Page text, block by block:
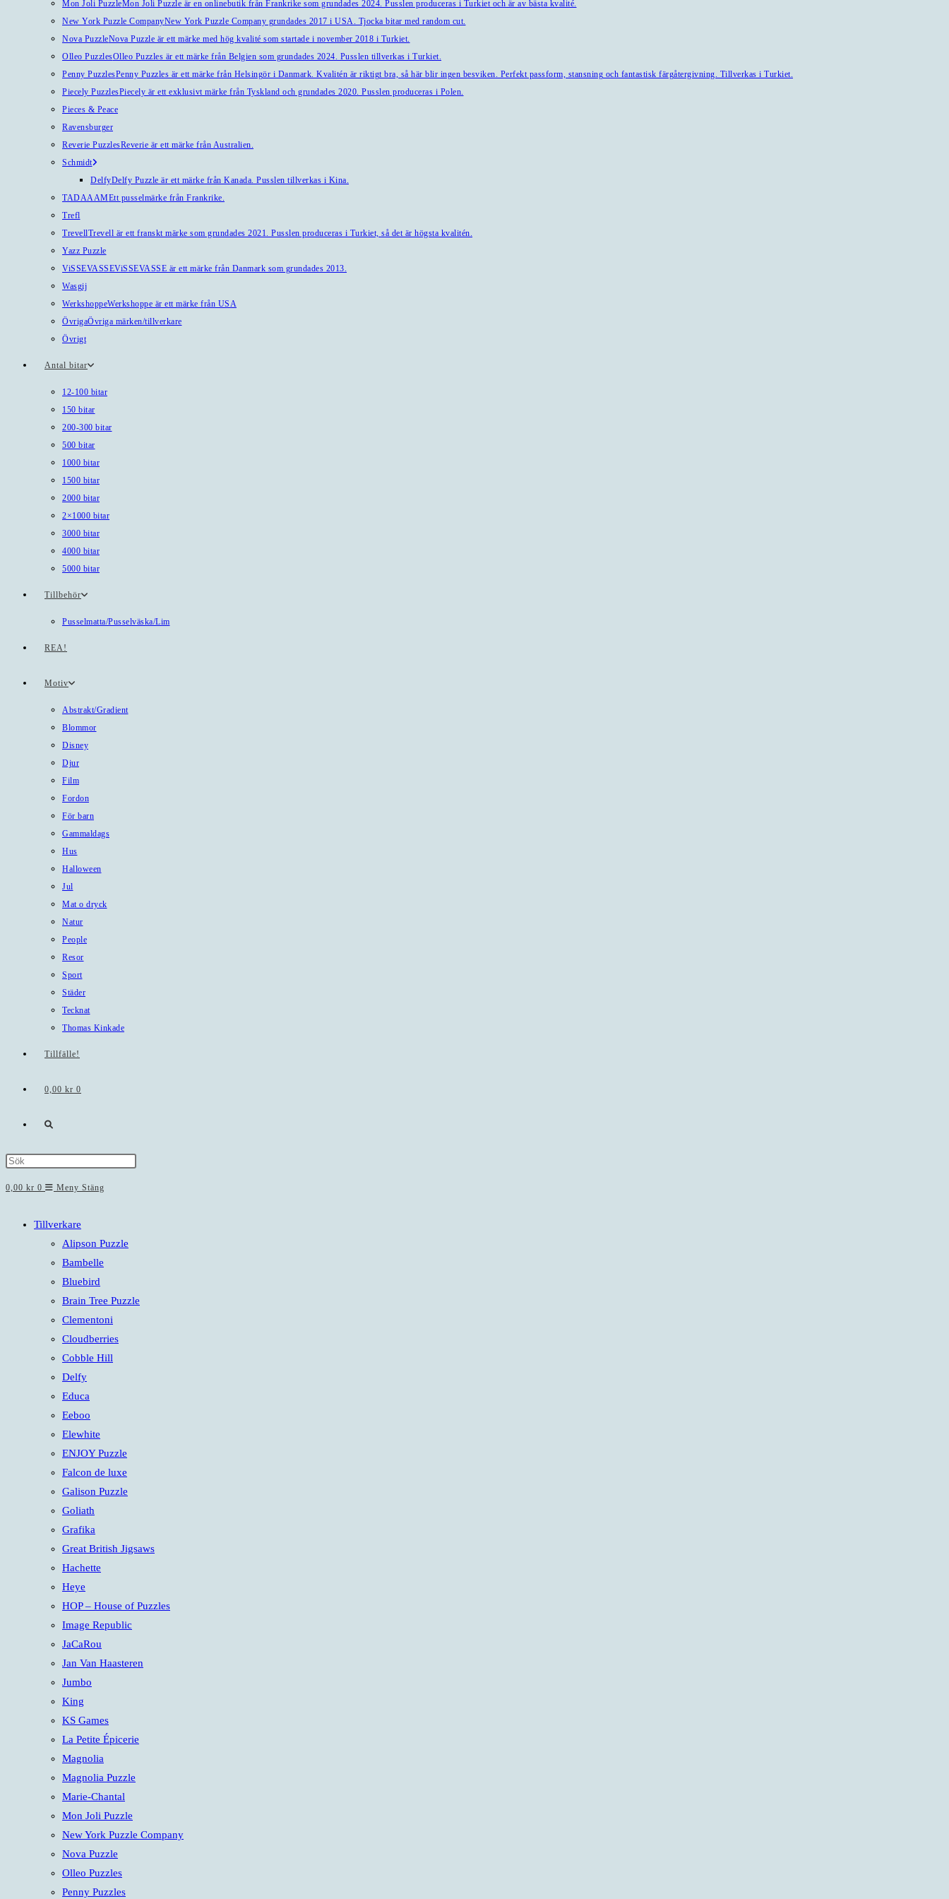
Mon Joli PuzzleMon Joli Puzzle är en onlinebutik från Frankrike som grundades 2024. Pusslen produceras i Turkiet och är av bästa kvalité.
New York Puzzle CompanyNew York Puzzle Company grundades 2017 i USA. Tjocka bitar med random cut.
Nova PuzzleNova Puzzle är ett märke med hög kvalité som startade i november 2018 i Turkiet.
Olleo PuzzlesOlleo Puzzles är ett märke från Belgien som grundades 2024. Pusslen tillverkas i Turkiet.
Penny PuzzlesPenny Puzzles är ett märke från Helsingör i Danmark. Kvalitén är riktigt bra, så här blir ingen besviken. Perfekt passform, stansning och fantastisk färgåtergivning. Tillverkas i Turkiet.
Piecely PuzzlesPiecely är ett exklusivt märke från Tyskland och grundades 2020. Pusslen produceras i Polen.
Pieces & Peace
Ravensburger
Reverie PuzzlesReverie är ett märke från Australien.
Schmidt
DelfyDelfy Puzzle är ett märke från Kanada. Pusslen tillverkas i Kina.
TADAAAMEtt pusselmärke från Frankrike.
Trefl
TrevellTrevell är ett franskt märke som grundades 2021. Pusslen produceras i Turkiet, så det är högsta kvalitén.
Yazz Puzzle
ViSSEVASSEViSSEVASSE är ett märke från Danmark som grundades 2013.
Wasgij
WerkshoppeWerkshoppe är ett märke från USA
ÖvrigaÖvriga märken/tillverkare
Övrigt
Antal bitar
12-100 bitar
150 bitar
200-300 bitar
500 bitar
1000 bitar
1500 bitar
2000 bitar
2×1000 bitar
3000 bitar
4000 bitar
5000 bitar
Tillbehör
Pusselmatta/Pusselväska/Lim
REA!
Motiv
Abstrakt/Gradient
Blommor
Disney
Djur
Film
Fordon
För barn
Gammaldags
Hus
Halloween
Jul
Mat o dryck
Natur
People
Resor
Sport
Städer
Tecknat
Thomas Kinkade
Tillfälle!
0,00 kr 0
Slå
webbplatssökning
0,00 kr 0 Meny Stäng
Tillverkare
Alipson Puzzle
Bambelle
Bluebird
Brain Tree Puzzle
Clementoni
Cloudberries
Cobble Hill
Delfy
Educa
Eeboo
Elewhite
ENJOY Puzzle
Falcon de luxe
Galison Puzzle
Goliath
Grafika
Great British Jigsaws
Hachette
Heye
HOP – House of Puzzles
Image Republic
JaCaRou
Jan Van Haasteren
Jumbo
King
KS Games
La Petite Épicerie
Magnolia
Magnolia Puzzle
Marie-Chantal
Mon Joli Puzzle
New York Puzzle Company
Nova Puzzle
Olleo Puzzles
Penny Puzzles